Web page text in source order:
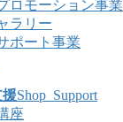
ロモーション事業
ラリー
ポート事業
援Shop_Support
座